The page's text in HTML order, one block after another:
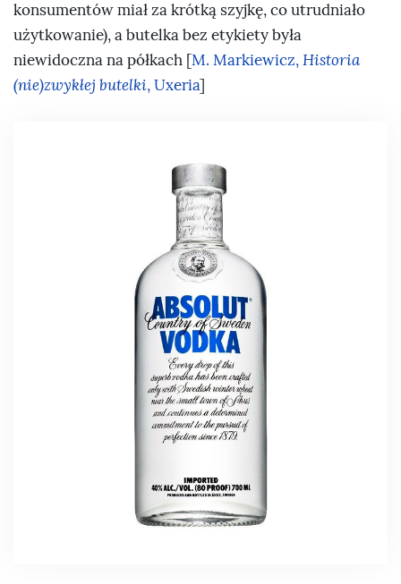
konsumentów miał za krótką szyjkę, co utrudniało
użytkowanie), a butelka bez etykiety była
niewidoczna na półkach [M. Markiewicz,Historia
(nie)zwykłej butelki, Uxeria]